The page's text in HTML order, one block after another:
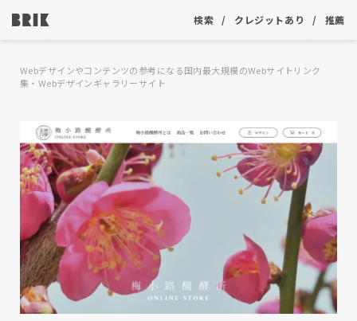
検索 クレジットあり 推薦
Webデザインやコンテンツの参考になる国内最大規模のWebサイトリンク
集・Webデザインギャラリーサイト